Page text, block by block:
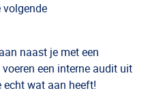
volgende
naast je met een
een interne audit uit
wat aan heeft!